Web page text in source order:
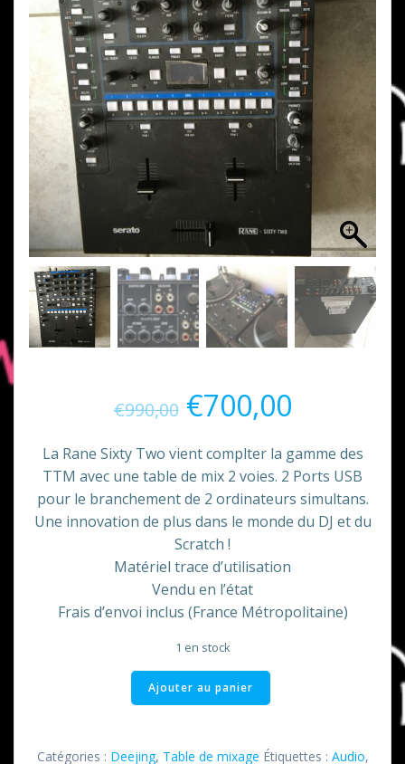
€990,00 Le
prix
initial
était :
€990,00.
€700,00Le
prix
actuel
est :
La Rane Sixty Two vient complter la gamme des
TTM avec une table de mix 2 voies. 2 Ports USB
pour le branchement de 2 ordinateurs simultans.
Une innovation de plus dans le monde du DJ et du
Scratch !
Matériel trace d’utilisation
Vendu en l’état
Frais d’envoi inclus (France Métropolitaine)
1 en stock
quantité
de
Ajouter au panier
Catégories : Deejing, Table de mixage Étiquettes : Audio,